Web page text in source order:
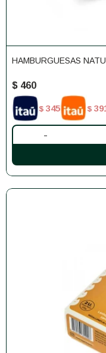
HAMBURGUESAS
$ 460
$ 345 $
-